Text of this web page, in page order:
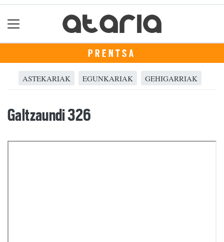
PRENTSA
ASTEKARIAK EGUNKARIAK GEHIGARRIAK
Galtzaundi 326